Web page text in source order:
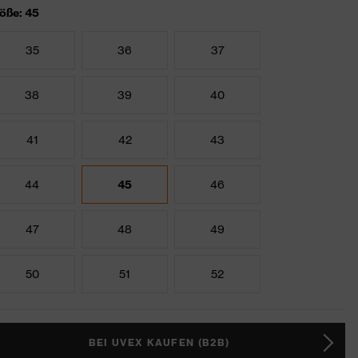
45
35 36 37
38 39 40
41 42 43
44 45 46
47 48 49
50 51 52
BEI UVEX KAUFEN (B2B)